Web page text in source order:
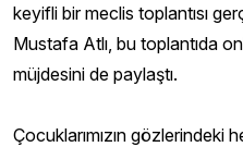
keyifli bir meclis toplantısı
Mustafa Atlı, bu toplantıda
müjdesini de paylaştı.
Çocuklarımızın gözlerindeki